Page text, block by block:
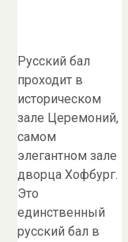
Русский бал
проходит в
историческом
зале Церемоний,
самом
элегантном зале
дворца Хофбург.
Это
единственный
русский бал в